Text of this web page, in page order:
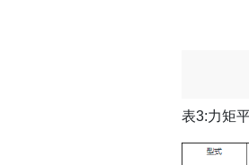
表3:力矩